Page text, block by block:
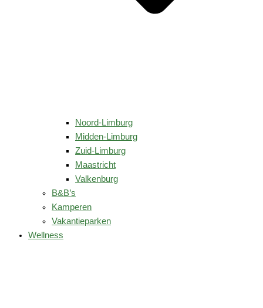
Noord-Limburg
Midden-Limburg
Zuid-Limburg
Maastricht
Valkenburg
B&B’s
Kamperen
Vakantieparken
Wellness